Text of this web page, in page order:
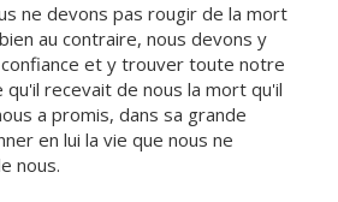
ne devons pas rougir de la mort
au contraire, nous devons y
et y trouver toute notre
qu'il recevait de nous la mort qu'il
a promis, dans sa grande
en lui la vie que nous ne
nous.